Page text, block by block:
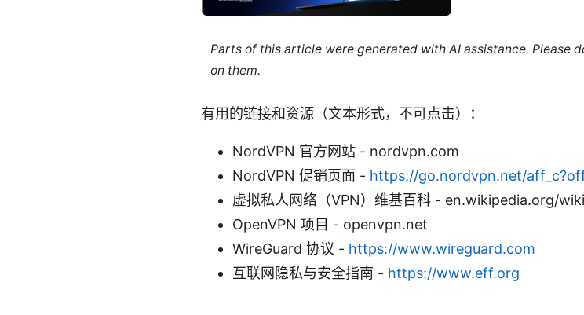
Parts of this article were generated with AI assistance. Please
on them.
有用的链接和资源（文本形式，不可点击）：
NordVPN 官方网站 - nordvpn.com
NordVPN 促销页面 - https://go.nordvpn.net/
虚拟私人网络（VPN）维基百科 - en.wikipedia.org/
OpenVPN 项目 - openvpn.net
WireGuard 协议 - https://www.wireguard.com
互联网隐私与安全指南 - https://www.eff.org